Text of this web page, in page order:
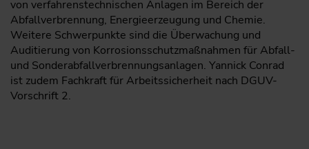
von verfahrenstechnischen Anlagen im Bereich der
Abfallverbrennung, Energieerzeugung und Chemie.
Weitere Schwerpunkte sind die Überwachung und
Auditierung von Korrosionsschutzmaßnahmen für Abfall-
und Sonderabfallverbrennungsanlagen. Yannick Conrad
ist zudem Fachkraft für Arbeitssicherheit nach DGUV-
Vorschrift 2.